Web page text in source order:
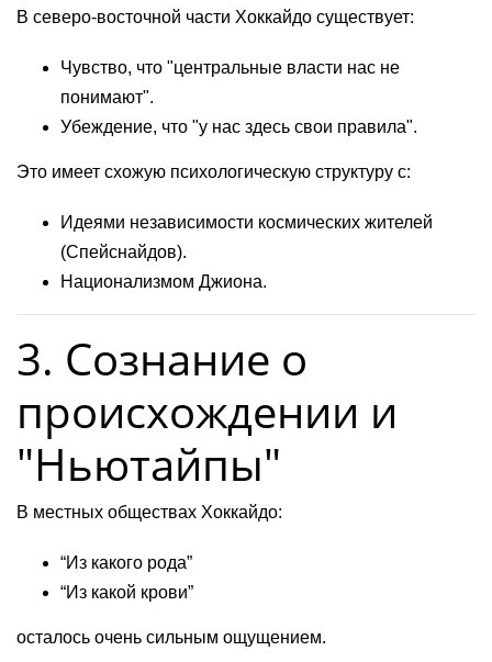
В северо-восточной части Хоккайдо существует:
Чувство, что "центральные власти нас не
понимают".
Убеждение, что "у нас здесь свои правила".
Это имеет схожую психологическую структуру с:
Идеями независимости космических жителей
(Спейснайдов).
Национализмом Джиона.
3. Сознание о
происхождении и
"Ньютайпы"
В местных обществах Хоккайдо:
“Из какого рода”
“Из какой крови”
осталось очень сильным ощущением.